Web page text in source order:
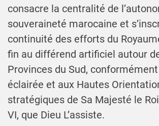
consacre la centralité de
souveraineté marocaine et
continuité des efforts du
fin au différend artificiel autour
Provinces du Sud,
éclairée et aux Hautes
stratégiques de Sa Majesté le
VI, que Dieu L’assiste.